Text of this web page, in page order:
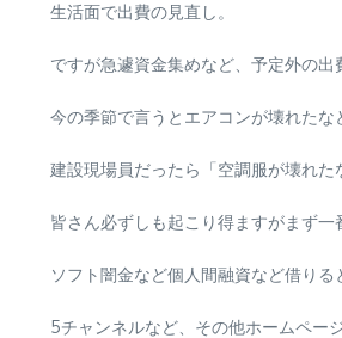
生活面で出費の見直し。
ですが急遽資金集めなど、予定外の
今の季節で言うとエアコンが壊れたな
建設現場員だったら「空調服が壊れた
皆さん必ずしも起こり得ますがまず一
ソフト闇金など個人間融資など借りる
5チャンネルなど、その他ホームペー